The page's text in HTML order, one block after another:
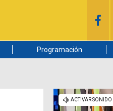
Programación